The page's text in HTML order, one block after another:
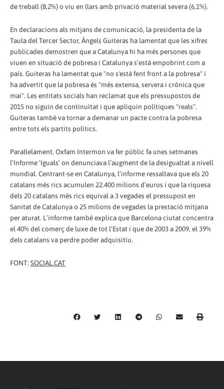
de treball (8,2%) o viu en llars amb privació material severa (6,1%).
En declaracions als mitjans de comunicació, la presidenta de la
Taula del Tercer Sector, Àngels Guiteras ha lamentat que les xifres
publicades demostren que a Catalunya hi ha més persones que
viuen en situació de pobresa i Catalunya s’està empobrint com a
país. Guiteras ha lamentat que "no s'està fent front a la pobresa" i
ha advertit que la pobresa és "més extensa, servera i crònica que
mai". Les entitats socials han reclamat que els pressupostos de
2015 no siguin de continuïtat i que apliquin polítiques "reals".
Guiteras també va tornar a demanar un pacte contra la pobresa
entre tots els partits polítics.
Paral·lelament, Oxfam Intermon va fer públic fa unes setmanes
l’Informe ‘Iguals’ on denunciava l’augment de la desigualtat a nivell
mundial. Centrant-se en Catalunya, l’informe ressaltava que els 20
catalans més rics acumulen 22.400 milions d’euros i que la riquesa
dels 20 catalans més rics equival a 3 vegades el pressupost en
Sanitat de Catalunya o 25 milions de vegades la prestació mitjana
per aturat. L’informe també explica que Barcelona ciutat concentra
el 40% del comerç de luxe de tot l’Estat i que de 2003 a 2009, el 39%
dels catalans va perdre poder adquisitiu.
FONT: SOCIAL.CAT